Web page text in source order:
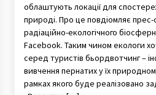
Запасник музея
Киева. Бывший
10 років ago
Директора
хотіло придбати
звільнено, –
облаштують локації для
природі. Про це повдіомляє
радіаційно-екологічного
Facebook. Таким чином екологи
серед туристів бьордвотчинг –
вивчення пернатих у їх
рамках якого буде реалізовано